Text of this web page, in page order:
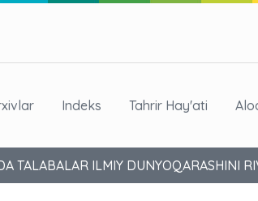
Indeks Tahrir Hay'ati
TALABALAR ILMIY DUNYOQARASHINI